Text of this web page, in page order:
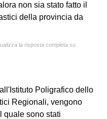
non sia stato fatto il
della provincia da
la risposta completa su
Poligrafico dello
Regionali, vengono
quale sono stati